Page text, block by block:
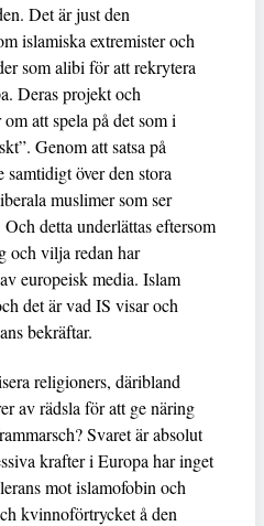
Det är just den
islamiska extremister och
som alibi för att rekrytera
Deras projekt och
att spela på det som i
Genom att satsa på
över den stora
muslimer som ser
detta underlättas eftersom
och vilja redan har
europeisk media. Islam
det är vad IS visar och
bekräftar.
religioners, däribland
av rädsla för att ge näring
Svaret är absolut
krafter i Europa har inget
mot islamofobin och
kvinnoförtrycket å den